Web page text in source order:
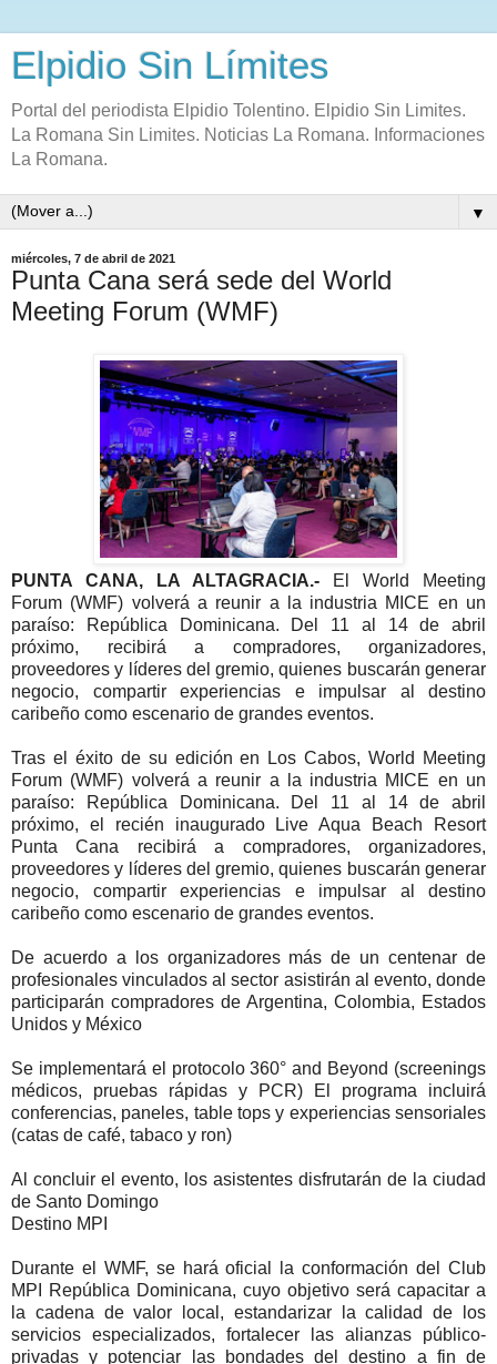
Elpidio Sin Límites
Portal del periodista Elpidio Tolentino. Elpidio Sin Limites.
La Romana Sin Limites. Noticias La Romana. Informaciones
La Romana.
▼
miércoles, 7 de abril de 2021
Punta Cana será sede del World
Meeting Forum (WMF)
PUNTA CANA, LA ALTAGRACIA.-
El World Meeting
Forum (WMF) volverá a reunir a la industria MICE en un
paraíso: República Dominicana. Del 11 al 14 de abril
próximo, recibirá a compradores, organizadores,
proveedores y líderes del gremio, quienes buscarán generar
negocio, compartir experiencias e impulsar al destino
caribeño como escenario de grandes eventos.
Tras el éxito de su edición en Los Cabos, World Meeting
Forum (WMF) volverá a reunir a la industria MICE en un
paraíso: República Dominicana. Del 11 al 14 de abril
próximo, el recién inaugurado Live Aqua Beach Resort
Punta Cana recibirá a compradores, organizadores,
proveedores y líderes del gremio, quienes buscarán generar
negocio, compartir experiencias e impulsar al destino
caribeño como escenario de grandes eventos.
De acuerdo a los organizadores más de un centenar de
profesionales vinculados al sector asistirán al evento, donde
participarán compradores de Argentina, Colombia, Estados
Unidos y México
Se implementará el protocolo 360° and Beyond (screenings
médicos, pruebas rápidas y PCR) El programa incluirá
conferencias, paneles, table tops y experiencias sensoriales
(catas de café, tabaco y ron)
Al concluir el evento, los asistentes disfrutarán de la ciudad
de Santo Domingo
Destino MPI
Durante el WMF, se hará oficial la conformación del Club
MPI República Dominicana, cuyo objetivo será capacitar a
la cadena de valor local, estandarizar la calidad de los
servicios especializados, fortalecer las alianzas público-
privadas y potenciar las bondades del destino a fin de